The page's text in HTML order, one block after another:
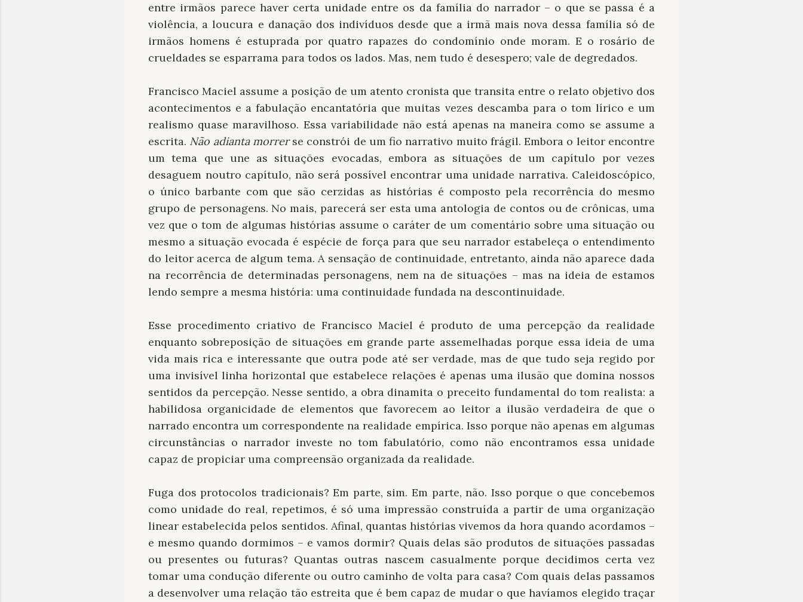
entre irmãos parece haver certa unidade entre os da família do narrador – o que se passa é a
violência, a loucura e danação dos indivíduos desde que a irmã mais nova dessa família só de
irmãos homens é estuprada por quatro rapazes do condomínio onde moram. E o rosário de
crueldades se esparrama para todos os lados. Mas, nem tudo é desespero; vale de degredados.
Francisco Maciel assume a posição de um atento cronista que transita entre o relato objetivo dos
acontecimentos e a fabulação encantatória que muitas vezes descamba para o tom lírico e um
realismo quase maravilhoso. Essa variabilidade não está apenas na maneira como se assume a
escrita. Não adianta morrerse constrói de um fio narrativo muito frágil. Embora o leitor encontre
um tema que une as situações evocadas, embora as situações de um capítulo por vezes
desaguem noutro capítulo, não será possível encontrar uma unidade narrativa. Caleidoscópico,
o único barbante com que são cerzidas as histórias é composto pela recorrência do mesmo
grupo de personagens. No mais, parecerá ser esta uma antologia de contos ou de crônicas, uma
vez que o tom de algumas histórias assume o caráter de um comentário sobre uma situação ou
mesmo a situação evocada é espécie de força para que seu narrador estabeleça o entendimento
do leitor acerca de algum tema. A sensação de continuidade, entretanto, ainda não aparece dada
na recorrência de determinadas personagens, nem na de situações – mas na ideia de estamos
lendo sempre a mesma história: uma continuidade fundada na descontinuidade.
Esse procedimento criativo de Francisco Maciel é produto de uma percepção da realidade
enquanto sobreposição de situações em grande parte assemelhadas porque essa ideia de uma
vida mais rica e interessante que outra pode até ser verdade, mas de que tudo seja regido por
uma invisível linha horizontal que estabelece relações é apenas uma ilusão que domina nossos
sentidos da percepção. Nesse sentido, a obra dinamita o preceito fundamental do tom realista: a
habilidosa organicidade de elementos que favorecem ao leitor a ilusão verdadeira de que o
narrado encontra um correspondente na realidade empírica. Isso porque não apenas em algumas
circunstâncias o narrador investe no tom fabulatório, como não encontramos essa unidade
capaz de propiciar uma compreensão organizada da realidade.
Fuga dos protocolos tradicionais? Em parte, sim. Em parte, não. Isso porque o que concebemos
como unidade do real, repetimos, é só uma impressão construída a partir de uma organização
linear estabelecida pelos sentidos. Afinal, quantas histórias vivemos da hora quando acordamos –
e mesmo quando dormimos – e vamos dormir? Quais delas são produtos de situações passadas
ou presentes ou futuras? Quantas outras nascem casualmente porque decidimos certa vez
tomar uma condução diferente ou outro caminho de volta para casa? Com quais delas passamos
a desenvolver uma relação tão estreita que é bem capaz de mudar o que havíamos elegido traçar